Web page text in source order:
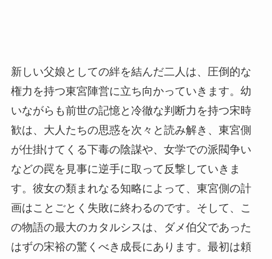
新しい父娘としての絆を結んだ二人は、圧倒的な
権力を持つ東宮陣営に立ち向かっていきます。幼
いながらも前世の記憶と冷徹な判断力を持つ宋時
歓は、大人たちの思惑を次々と読み解き、東宮側
が仕掛けてくる下毒の陰謀や、女学での派閥争い
などの罠を見事に逆手に取って反撃していきま
す。彼女の類まれなる知略によって、東宮側の計
画はことごとく失敗に終わるのです。そして、こ
の物語の最大のカタルシスは、ダメ伯父であった
はずの宋裕の驚くべき成長にあります。最初は頼